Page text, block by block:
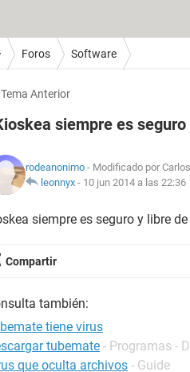
Foros Software
Tema Anterior
siempre es
rodeanonimo - Modificado por
leonnyx - 10 jun 2014 a las 22:36
siempre es seguro y libre
Compartir
también:
tiene virus
tubemate - Programas -
que oculta archivos - Guide